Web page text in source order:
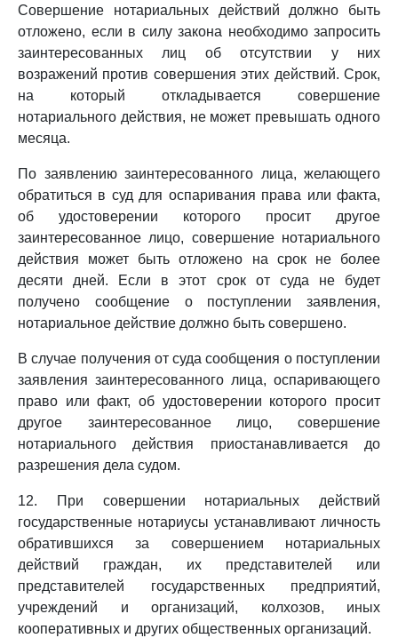
Совершение нотариальных действий должно быть
отложено, если в силу закона необходимо запросить
заинтересованных лиц об отсутствии у них
возражений против совершения этих действий. Срок,
на который откладывается совершение
нотариального действия, не может превышать одного
месяца.
По заявлению заинтересованного лица, желающего
обратиться в суд для оспаривания права или факта,
об удостоверении которого просит другое
заинтересованное лицо, совершение нотариального
действия может быть отложено на срок не более
десяти дней. Если в этот срок от суда не будет
получено сообщение о поступлении заявления,
нотариальное действие должно быть совершено.
В случае получения от суда сообщения о поступлении
заявления заинтересованного лица, оспаривающего
право или факт, об удостоверении которого просит
другое заинтересованное лицо, совершение
нотариального действия приостанавливается до
разрешения дела судом.
12. При совершении нотариальных действий
государственные нотариусы устанавливают личность
обратившихся за совершением нотариальных
действий граждан, их представителей или
представителей государственных предприятий,
учреждений и организаций, колхозов, иных
кооперативных и других общественных организаций.